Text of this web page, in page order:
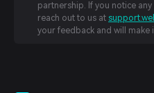
partnership. If you notice
reach out to us at
your feedback and will make